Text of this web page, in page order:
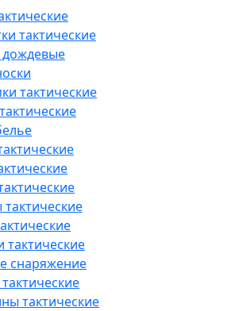
тактические
тактические
снаряжение
тактические